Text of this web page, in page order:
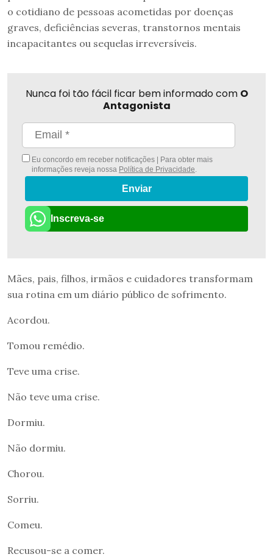
o cotidiano de pessoas acometidas por doenças
graves, deficiências severas, transtornos mentais
incapacitantes ou sequelas irreversíveis.
Nunca foi tão fácil ficar bem informado com O
Antagonista
Eu concordo em receber notificações | Para obter mais
informações reveja nossa Política de Privacidade
Enviar
Inscreva-se
Mães, pais, filhos, irmãos e cuidadores transformam
sua rotina em um diário público de sofrimento.
Acordou.
Tomou remédio.
Teve uma crise.
Não teve uma crise.
Dormiu.
Não dormiu.
Chorou.
Sorriu.
Comeu.
Recusou-se a comer.